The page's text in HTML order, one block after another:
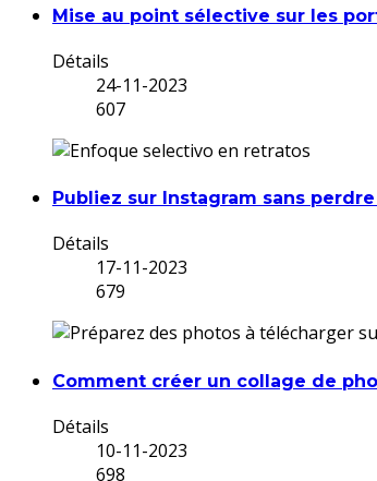
Mise au point sélective sur les
Détails
24-11-2023
607
Publiez sur Instagram sans
Détails
17-11-2023
679
Comment créer un collage de
Détails
10-11-2023
698